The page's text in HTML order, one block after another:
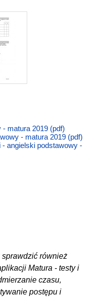
matura 2019 (pdf)
- matura 2019 (pdf)
angielski podstawowy -
również
Matura - testy i
czasu,
postępu i